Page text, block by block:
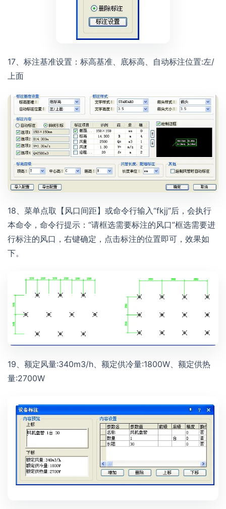
17、标注基准设置：标高基准、底标高、自动标注位置:左/
上面
18、菜单点取【风口间距】或命令行输入“fkjj”后，会执行
本命令，命令行提示：“请框选需要标注的风口”框选需要进
行标注的风口，右键确定，点击标注的位置即可，效果如
下。
19、额定风量:340m3/h、额定供冷量:1800W、额定供热
量:2700W